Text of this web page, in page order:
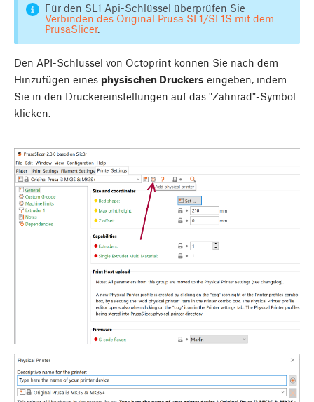
Für den SL1 Api-Schlüssel überprüfen Sie
Verbinden des Original Prusa SL1/SL1S mit dem
PrusaSlicer.
Den API-Schlüssel von Octoprint können Sie nach dem
Hinzufügen eines physischen Druckers eingeben, indem
Sie in den Druckereinstellungen auf das "Zahnrad"-Symbol
klicken.